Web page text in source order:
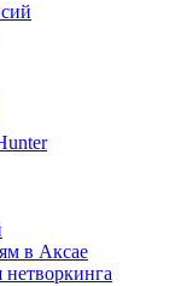
в Аксае
нетворкинга